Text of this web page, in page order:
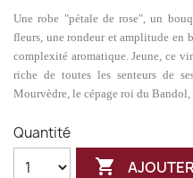
Une robe "pétale de rose", un
fleurs, une rondeur et amplitude en
complexité aromatique. Jeune, ce
riche de toutes les senteurs de
Mourvèdre, le cépage roi du
Quantité
